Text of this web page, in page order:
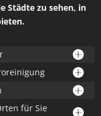
Städte zu sehen, in
für Sie